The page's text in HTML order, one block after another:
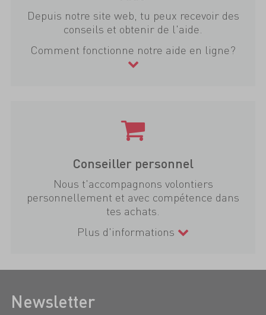
Depuis notre site web, tu peux recevoir des
conseils et obtenir de l'aide.
Comment fonctionne notre aide en ligne?
Conseiller personnel
Nous t'accompagnons volontiers
personnellement et avec compétence dans
tes achats.
Plus d'informations
Newsletter